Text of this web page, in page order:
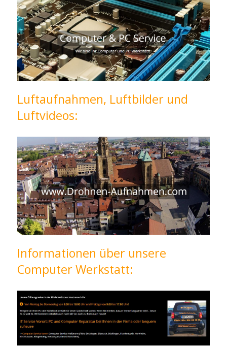
Luftaufnahmen, Luftbilder und
Luftvideos:
Informationen über unsere
Computer Werkstatt: